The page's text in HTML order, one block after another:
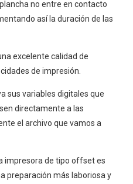
no entre en contacto
así la duración de las
excelente calidad de
de impresión.
sus variables digitales que
directamente a las
el archivo que vamos a
impresora de tipo offset es
preparación más laboriosa y